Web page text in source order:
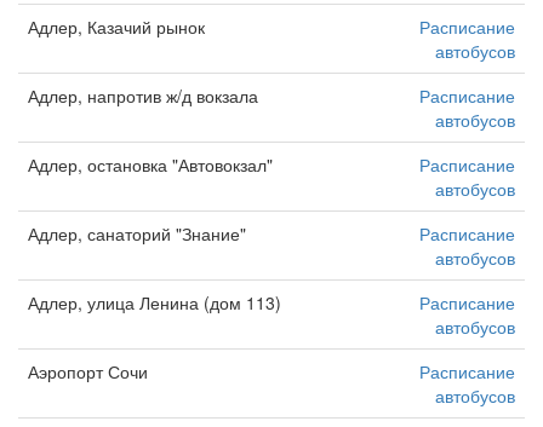
Адлер, Казачий рынок
Расписание
автобусов
Адлер, напротив ж/д вокзала
Расписание
автобусов
Адлер, остановка "Автовокзал"
Расписание
автобусов
Адлер, санаторий "Знание"
Расписание
автобусов
Адлер, улица Ленина (дом 113)
Расписание
автобусов
Аэропорт Сочи
Расписание
автобусов